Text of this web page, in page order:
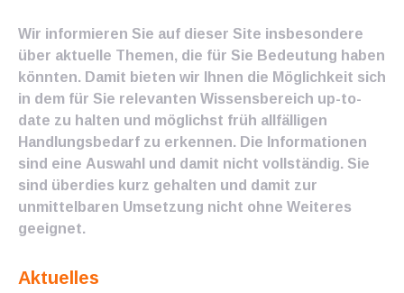
Wir informieren Sie auf dieser Site insbesondere
über aktuelle Themen, die für Sie Bedeutung haben
könnten. Damit bieten wir Ihnen die Möglichkeit sich
in dem für Sie relevanten Wissensbereich up-to-
date zu halten und möglichst früh allfälligen
Handlungsbedarf zu erkennen. Die Informationen
sind eine Auswahl und damit nicht vollständig. Sie
sind überdies kurz gehalten und damit zur
unmittelbaren Umsetzung nicht ohne Weiteres
geeignet.
Aktuelles